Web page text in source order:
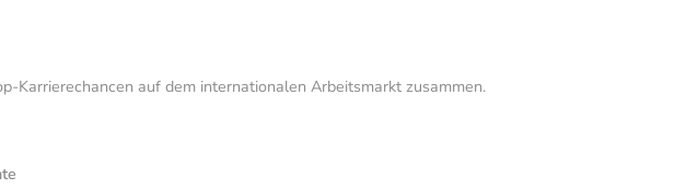
Karrierechancen auf dem internationalen Arbeitsmarkt zusammen.